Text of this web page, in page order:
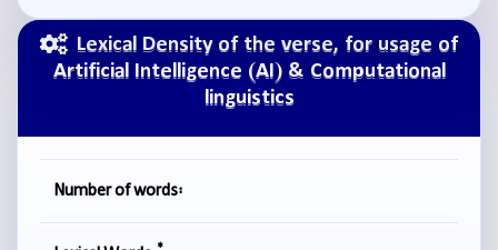
Lexical Density of the verse, for usage of
Artificial Intelligence (AI) & Computational
linguistics
Number of words: